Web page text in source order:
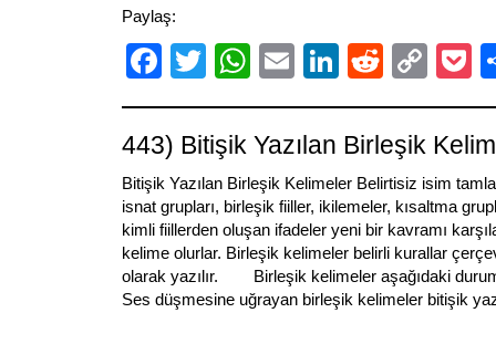
Paylaş:
Facebook
TwitterWhatsApp
EmailLinkedIn
Reddit
Link
443) Bitişik Yazılan Birleşik
Bitişik Yazılan Birleşik Kelimeler Belirtisiz isim
isnat grupları, birleşik fiiller, ikilemeler, kısaltma
kimli fiillerden oluşan ifadeler yeni bir kavramı
kelime olurlar. Birleşik kelimeler belirli kurallar
olarak yazılır. Birleşik kelimeler aşağıdaki
Ses düşmesine uğrayan birleşik kelimeler bitişik